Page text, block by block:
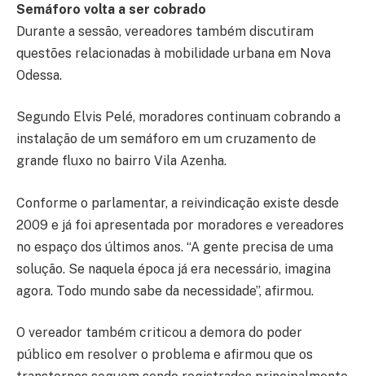
Semáforo volta a ser cobrado
Durante a sessão, vereadores também discutiram
questões relacionadas à mobilidade urbana em Nova
Odessa.
Segundo Elvis Pelé, moradores continuam cobrando a
instalação de um semáforo em um cruzamento de
grande fluxo no bairro Vila Azenha.
Conforme o parlamentar, a reivindicação existe desde
2009 e já foi apresentada por moradores e vereadores
no espaço dos últimos anos. “A gente precisa de uma
solução. Se naquela época já era necessário, imagina
agora. Todo mundo sabe da necessidade”, afirmou.
O vereador também criticou a demora do poder
público em resolver o problema e afirmou que os